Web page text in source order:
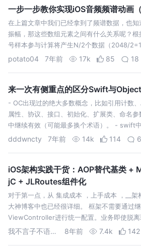
一步一步教你实现iOS音频频谱动画（
在上篇文章中我们已经拿到了频谱数据，也
振幅，那这些数组元素之间有什么关系呢？
号样本参与计算将产生N/2个数据（2048/
△f=Fs/N = 44100/2048≈21.5hz，而相邻数
potato04 7年前 17k 85 18
来一次有侧重点的区分Swift与
- OC出现过的绝大多数概念，比如引用计数、
属性、协议、接口、初始化、扩展类、命名
中继续有效（可能最多换个术语）。 - swift
数据类型，而不仅仅局限于类。相比于OC中
dddwncty 7年前 14k 114 6
iOS架构实践干货：AOP替代基类 +
jC + JLRoutes组件化
对于第一点，从 集成成本 ，上手成本 ，__架
大神博客中也已经很详细。 框架不需要通过
ViewController进行统一配置。业务即使脱离
ViewController一旦放入框架环境，不需要添
我不言子不语两相知 8年前 7.4k 142